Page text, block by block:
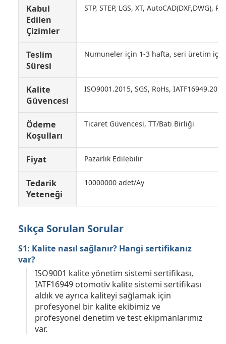
Kabul
Edilen
Çizimler
STP, STEP, LGS, XT, AutoCAD(DXF,DWG),
Teslim
Süresi
Numuneler için 1-3 hafta, seri üretim
Kalite
Güvencesi
ISO9001.2015, SGS, RoHs, IATF16949.2016
Ödeme
Koşulları
Ticaret Güvencesi, TT/Batı Birliği
Fiyat Pazarlık Edilebilir
Tedarik
Yeteneği
10000000 adet/Ay
Sıkça Sorulan Sorular
S1: Kalite nasıl sağlanır? Hangi sertifikanız
var?
ISO9001 kalite yönetim sistemi sertifikası,
IATF16949 otomotiv kalite sistemi sertifikası
aldık ve ayrıca kaliteyi sağlamak için
profesyonel bir kalite ekibimiz ve
profesyonel denetim ve test ekipmanlarımız
var.